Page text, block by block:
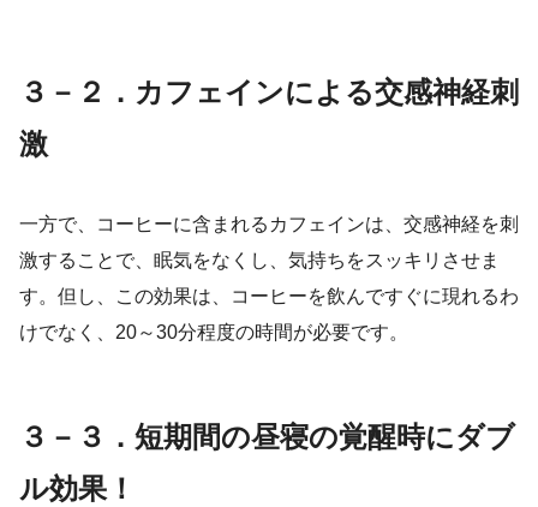
３－２．カフェインによる交感神経刺
激
一方で、コーヒーに含まれるカフェインは、交感神経を刺
激することで、眠気をなくし、気持ちをスッキリさせま
す。但し、この効果は、コーヒーを飲んですぐに現れるわ
けでなく、20～30分程度の時間が必要です。
３－３．短期間の昼寝の覚醒時にダブ
ル効果！